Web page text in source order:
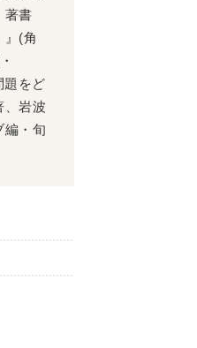
著書
(角
題をど
、岩波
編・旬